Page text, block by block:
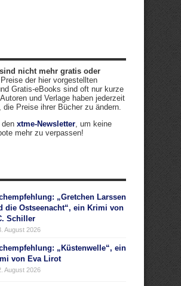
nicht mehr gratis oder
Preise der hier vorgestellten
Gratis-eBooks sind oft nur kurze
und Verlage haben jederzeit
die Preise ihrer Bücher zu ändern.
den xtme-Newsletter, um keine
mehr zu verpassen!
„Gretchen Larssen
die Ostseenacht“, ein Krimi von
Schiller
August 2026
„Küstenwelle“, ein
von Eva Lirot
August 2026